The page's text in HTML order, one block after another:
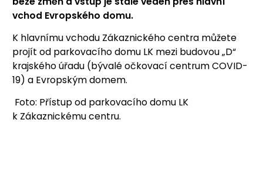
vchod Evropského domu.
K hlavnímu vchodu Zákaznického centra můžete
projít od parkovacího domu LK mezi budovou „D“
krajského úřadu (bývalé očkovací centrum COVID-
19) a Evropským domem.
Foto: Přístup od parkovacího domu LK
k Zákaznickému centru.